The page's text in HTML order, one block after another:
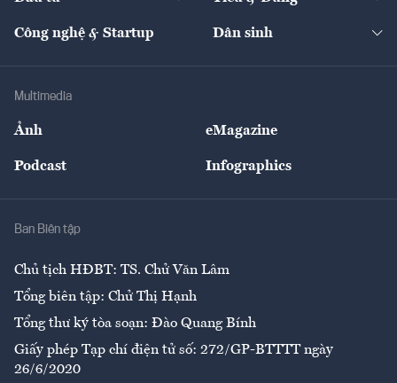
Tư vấn
Thị trường
Nông sản
Giải trí
Công nghệ & Startup Dân sinh
Multimedia
Ảnh eMagazine
Podcast Infographics
Ban Biên tập
Chủ tịch HĐBT: TS. Chử Văn Lâm
Tổng biên tập: Chử Thị Hạnh
Tổng thư ký tòa soạn: Đào Quang Bính
Giấy phép Tạp chí điện tử số: 272/GP-BTTTT ngày
26/6/2020